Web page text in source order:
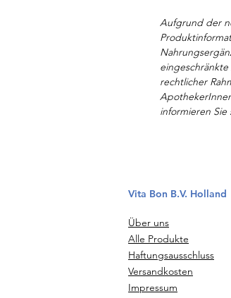
Aufgrund der
rechtlicher
informieren
Vita Bon B.V. Holland
Über uns
Alle Produkte
Haftungsausschluss
Versandkosten
Impressum